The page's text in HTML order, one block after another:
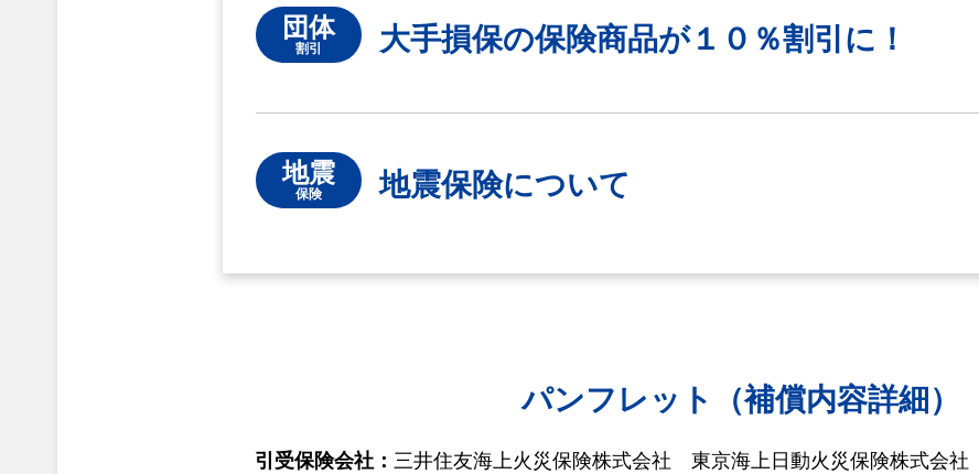
団体
割引 大手損保の保険商品が１０％割引に！
地震
保険 地震保険について
パンフレット（補償内容詳細）
引受保険会社： 三井住友海上火災保険株式会社 東京海上日動火災保険株式会社